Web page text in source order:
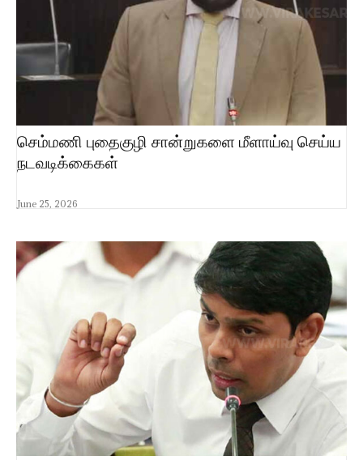
செம்மணி புதைகுழி சான்றுகளை மீளாய்வு செய்ய
நடவடிக்கைகள்
June 25, 2026